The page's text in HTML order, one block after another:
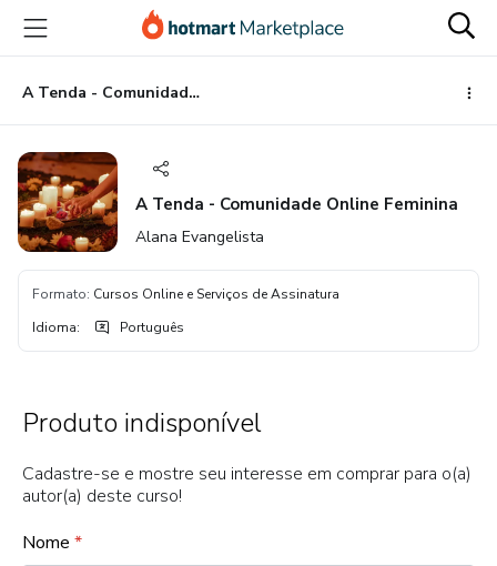
para
conteúdo
principal
para
pagamento
para
rodapé
A Tenda - Comunidade Online Feminina
A Tenda - Comunidade Online Feminina
Alana Evangelista
Formato: Cursos Online e Serviços de Assinatura
Idioma: Português
Produto indisponível
Cadastre-se e mostre seu interesse em comprar para o(a)
autor(a) deste curso!
Nome *